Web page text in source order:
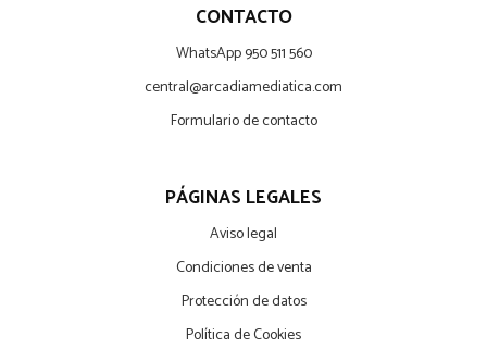
CONTACTO
WhatsApp 950 511 560
central@arcadiamediatica.com
Formulario de contacto
PÁGINAS LEGALES
Aviso legal
Condiciones de venta
Protección de datos
Política de Cookies